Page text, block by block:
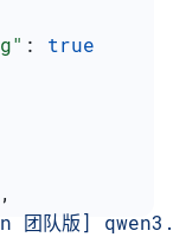
: true
,
团队版]